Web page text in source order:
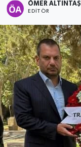
ÖMER ALTINTAŞ
EDITÖR